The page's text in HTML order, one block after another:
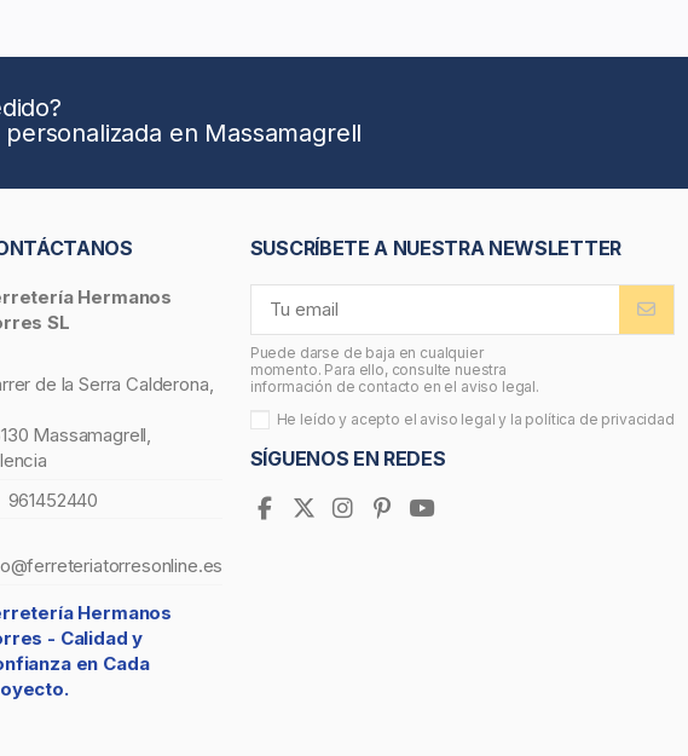
en Massamagrell
Hermanos
SL
de la Serra Calderona,
Massamagrell,
961452440
Hermanos
- Calidad y
en Cada
SUSCRÍBETE A NUESTRA NEWSLETTER
Puede darse de baja en cualquier
momento. Para ello, consulte nuestra
información de contacto en el aviso legal.
He leído y acepto el aviso legal y la política de privacidad
SÍGUENOS EN REDES